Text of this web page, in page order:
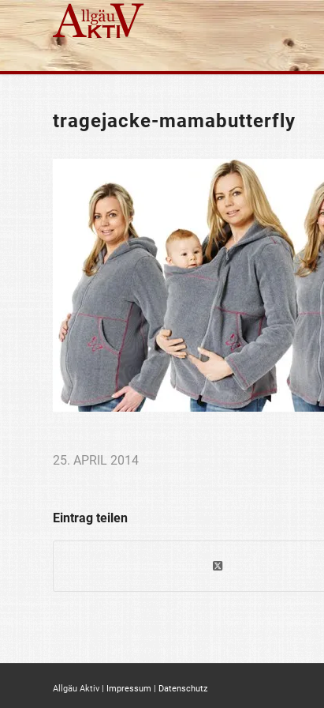
tragejacke-mamabutterfly
25. APRIL 2014
Eintrag teilen
Allgäu Aktiv | Impressum | Datenschutz